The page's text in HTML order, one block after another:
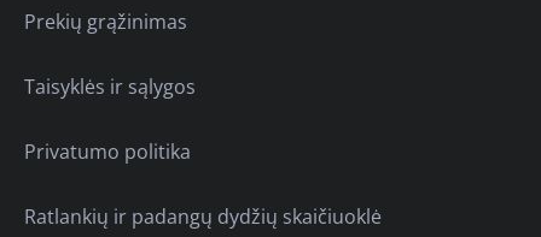
Prekių grąžinimas
Taisyklės ir sąlygos
Privatumo politika
Ratlankių ir padangų dydžių skaičiuoklė